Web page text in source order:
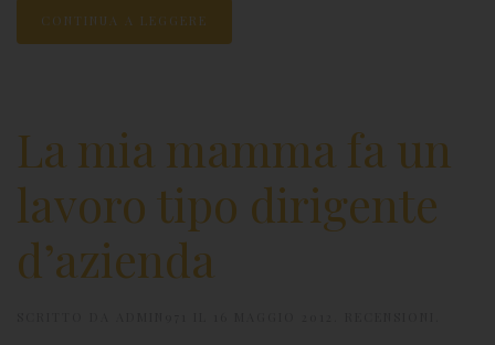
CONTINUA A LEGGERE
La mia mamma fa un
lavoro tipo dirigente
d’azienda